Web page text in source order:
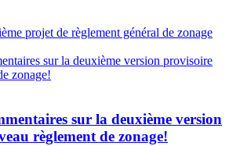
projet de règlement général de zonage
sur la deuxième version
règlement de zonage!